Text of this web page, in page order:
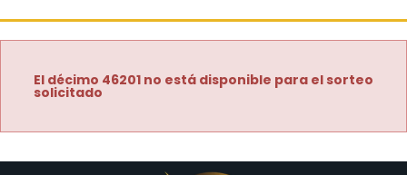
El décimo 46201 no está disponible para el sorteo
solicitado